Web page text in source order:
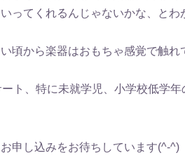
ってくれるんじゃないかな、とわ
頃から楽器はおもちゃ感覚で触れ
ト、特に未就学児、小学校低学
申し込みをお待ちしています(^-^)